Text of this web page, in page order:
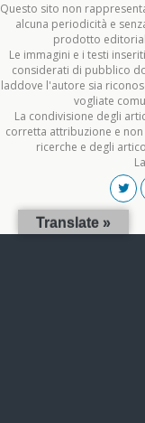
Questo sito non
alcuna periodicità e
prodotto
Le immagini e i testi
considerati di pubblico
laddove l'autore sia
vogliate
La condivisione degli
corretta attribuzione e
ricerche e degli
Translate »